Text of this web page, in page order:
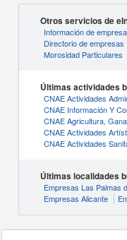
Otros servicios de
Información de
Directorio de empresas
Morosidad Particulares
Últimas actividades
CNAE Actividades
CNAE Información Y
CNAE Agricultura,
CNAE Actividades
CNAE Actividades
Últimas localidades
Empresas Las Palmas
Empresas Alicante